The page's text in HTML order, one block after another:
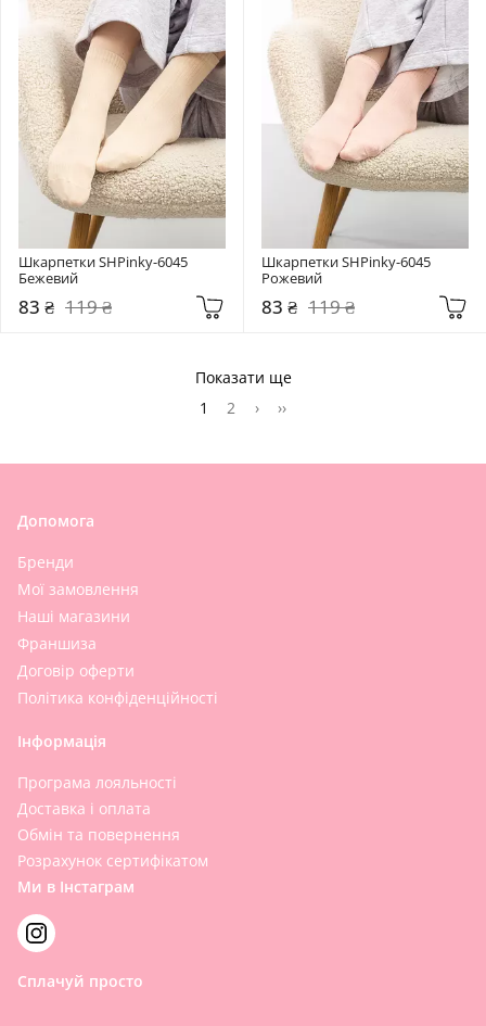
Шкарпетки SHPinky-6045
Бежевий
83 ₴ 119 ₴
Шкарпетки SHPinky-6045
Рожевий
83 ₴ 119 ₴
Показати ще
1
2 › ››
Допомога
Бренди
Мої замовлення
Наші магазини
Франшиза
Договір оферти
Політика конфіденційності
Інформація
Програма лояльності
Доставка і оплата
Обмін та повернення
Розрахунок сертифікатом
Ми в Інстаграм
Сплачуй просто